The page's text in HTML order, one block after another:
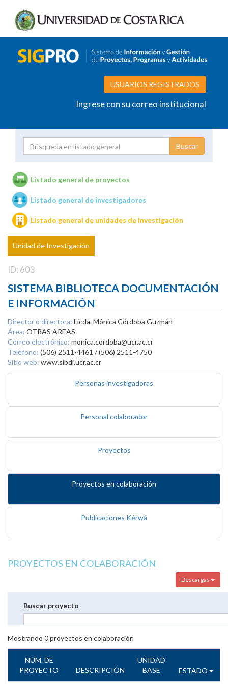
USUARIOS REGISTRADOS
Ingrese con su correo institucional
Unidades de investigación
Listado general de proyectos
Listado general de investigadores
Listado general de unidades de investigación
Unidad de Investigación
ID: 603
SISTEMA BIBLIOTECA DOCUMENTACIÓN
E INFORMACIÓN
Director o directora: Licda. Mónica Córdoba Guzmán
Área: OTRAS AREAS
Correo electrónico: monica.cordoba@ucr.ac.cr
Teléfono: (506) 2511-4461 / (506) 2511-4750
Sitio web: www.sibdi.ucr.ac.cr
Personas investigadoras
Personal colaborador
Proyectos
Proyectos en colaboración
Publicaciones Kérwá
PROYECTOS EN COLABORACIÓN
Descargas
Buscar proyecto
Mostrando 0proyectos en colaboración
NÚM. DE
PROYECTO
DESCRIPCIÓN
UNIDAD
BASE
ESTADO